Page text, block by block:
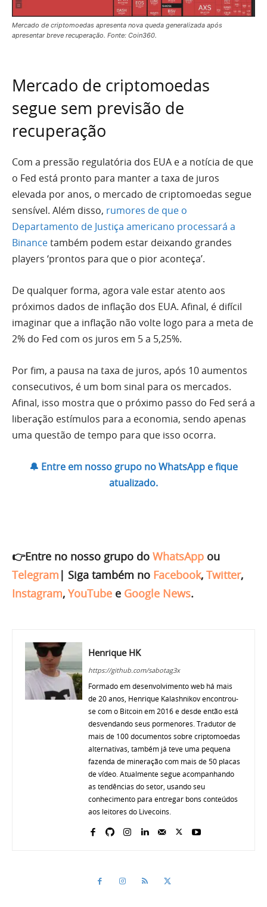
Mercado de criptomoedas apresenta nova queda generalizada após
apresentar breve recuperação. Fonte: Coin360.
Mercado de criptomoedas
segue sem previsão de
recuperação
Com a pressão regulatória dos EUA e a notícia de que
o Fed está pronto para manter a taxa de juros
elevada por anos, o mercado de criptomoedas segue
sensível. Além disso, rumores de que o
Departamento de Justiça americano processará a
Binancetambém podem estar deixando grandes
players ‘prontos para que o pior aconteça’.
De qualquer forma, agora vale estar atento aos
próximos dados de inflação dos EUA. Afinal, é difícil
imaginar que a inflação não volte logo para a meta de
2% do Fed com os juros em 5 a 5,25%.
Por fim, a pausa na taxa de juros, após 10 aumentos
consecutivos, é um bom sinal para os mercados.
Afinal, isso mostra que o próximo passo do Fed será a
liberação estímulos para a economia, sendo apenas
uma questão de tempo para que isso ocorra.
🔔 Entre em nosso grupo no WhatsApp e fique
atualizado.
👉Entre no nosso grupo do WhatsApp ou
Telegram | Siga também no Facebook, Twitter,
Instagram, YouTube e Google News.
Henrique HK
https://github.com/sabotag3x
Formado em desenvolvimento web há mais
de 20 anos, Henrique Kalashnikov encontrou-
se com o Bitcoin em 2016 e desde então está
desvendando seus pormenores. Tradutor de
mais de 100 documentos sobre criptomoedas
alternativas, também já teve uma pequena
fazenda de mineração com mais de 50 placas
de vídeo. Atualmente segue acompanhando
as tendências do setor, usando seu
conhecimento para entregar bons conteúdos
aos leitores do Livecoins.